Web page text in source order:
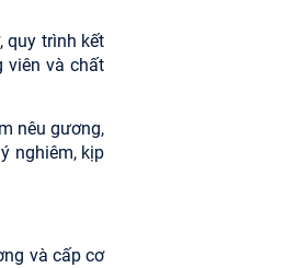
quy trình kết
viên và chất
nêu gương,
nghiêm, kịp
và cấp cơ